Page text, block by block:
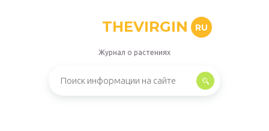
THEVIRGIN RU
Журнал о растениях